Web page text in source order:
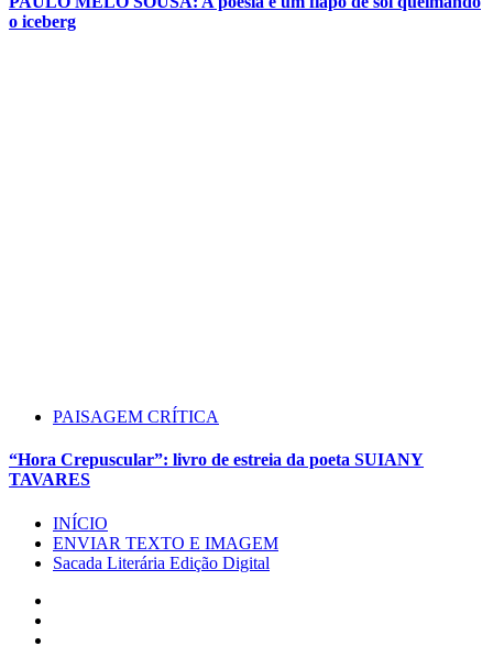
o iceberg
PAISAGEM CRÍTICA
“Hora Crepuscular”: livro de estreia da poeta SUIANY
TAVARES
INÍCIO
ENVIAR TEXTO E IMAGEM
Sacada Literária Edição Digital